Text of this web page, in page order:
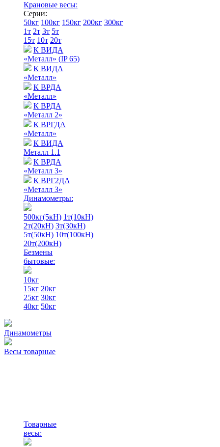
Крановые весы:
Серии:
50кг 100кг 150кг 200кг 300кг
1т 2т 3т 5т
15т 10т 20т
К ВИДА
«Металл» (IP 65)
К ВИДА
«Металл»
К ВРДА
«Металл»
К ВРДА
«Металл 2»
К ВРГДА
«Металл»
К ВИДА
Металл 1.1
К ВРДА
«Металл 3»
К ВРГ2ДА
«Металл 3»
Динамометры:
500кг(5кН) 1т(10кН)
2т(20кН) 3т(30кН)
5т(50кН) 10т(100кН)
20т(200кН)
Безмены
бытовые:
10кг
15кг 20кг
25кг 30кг
40кг 50кг
Динамометры
Весы товарные
Товарные
весы: